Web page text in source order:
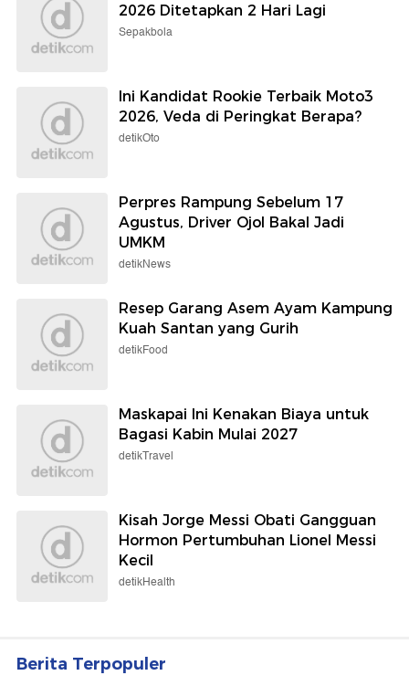
2026 Ditetapkan 2 Hari Lagi
Sepakbola
Ini Kandidat Rookie Terbaik Moto3
2026, Veda di Peringkat Berapa?
detikOto
Perpres Rampung Sebelum 17
Agustus, Driver Ojol Bakal Jadi
UMKM
detikNews
Resep Garang Asem Ayam Kampung
Kuah Santan yang Gurih
detikFood
Maskapai Ini Kenakan Biaya untuk
Bagasi Kabin Mulai 2027
detikTravel
Kisah Jorge Messi Obati Gangguan
Hormon Pertumbuhan Lionel Messi
Kecil
detikHealth
Berita Terpopuler